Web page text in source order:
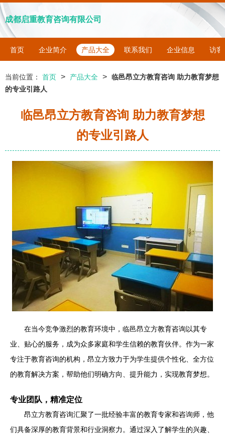
成都启重教育咨询有限公司
首页 企业简介 产品大全 联系我们 企业信息 访客
当前位置： 首页 > 产品大全 > 临邑昂立方教育咨询 助力教育梦想
的专业引路人
临邑昂立方教育咨询 助力教育梦想
的专业引路人
在当今竞争激烈的教育环境中，临邑昂立方教育咨询以其专
业、贴心的服务，成为众多家庭和学生信赖的教育伙伴。作为一家
专注于教育咨询的机构，昂立方致力于为学生提供个性化、全方位
的教育解决方案，帮助他们明确方向、提升能力，实现教育梦想。
专业团队，精准定位
昂立方教育咨询汇聚了一批经验丰富的教育专家和咨询师，他
们具备深厚的教育背景和行业洞察力。通过深入了解学生的兴趣、